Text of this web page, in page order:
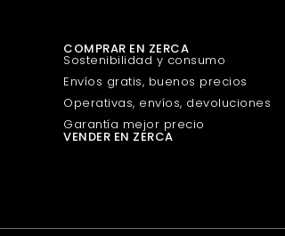
COMPRAR EN ZERCA
Sostenibilidad y consumo
Envíos gratis, buenos precios
Operativas, envíos, devoluciones
Garantía mejor precio
VENDER EN ZERCA